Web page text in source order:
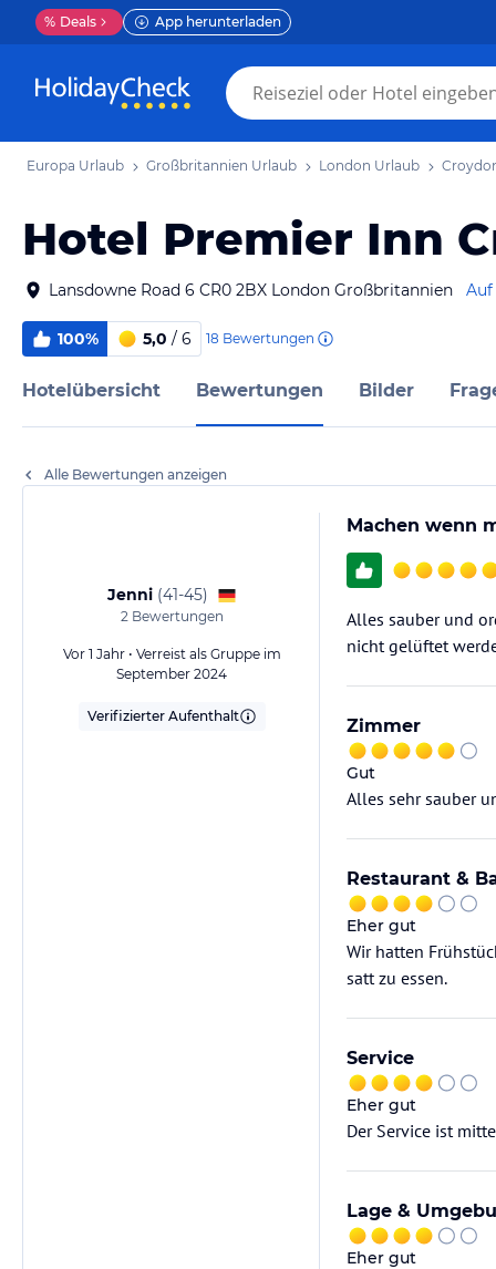
% Deals App herunterladen
Europa Urlaub Großbritannien Urlaub London Urlaub
Hotel Premier Inn
Lansdowne Road 6 CR0 2BX London Großbritannien Auf
100% 5,0 / 6 18 Bewertungen
Hotelübersicht Bewertungen Bilder
Alle Bewertungen anzeigen
Jenni (41-45)
2Bewertungen
Vor 1 Jahr • Verreist als Gruppe im
September 2024
Verifizierter Aufenthalt
Machen wenn
Alles sauber und
nicht gelüftet
Zimmer
Gut
Alles sehr sauber
Restaurant &
Eher gut
Wir hatten
satt zu essen.
Service
Eher gut
Der Service ist
Lage &
Eher gut